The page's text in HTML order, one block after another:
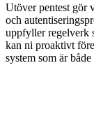
Utöver pentest gör
och
uppfyller regelverk
kan ni proaktivt
system som är